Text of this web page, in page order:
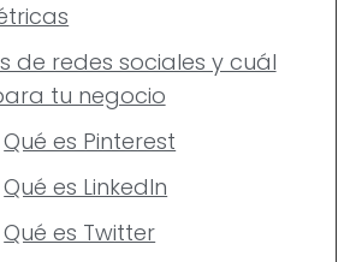
de redes sociales y cuál
tu negocio
Qué es Pinterest
Qué es LinkedIn
Qué es Twitter